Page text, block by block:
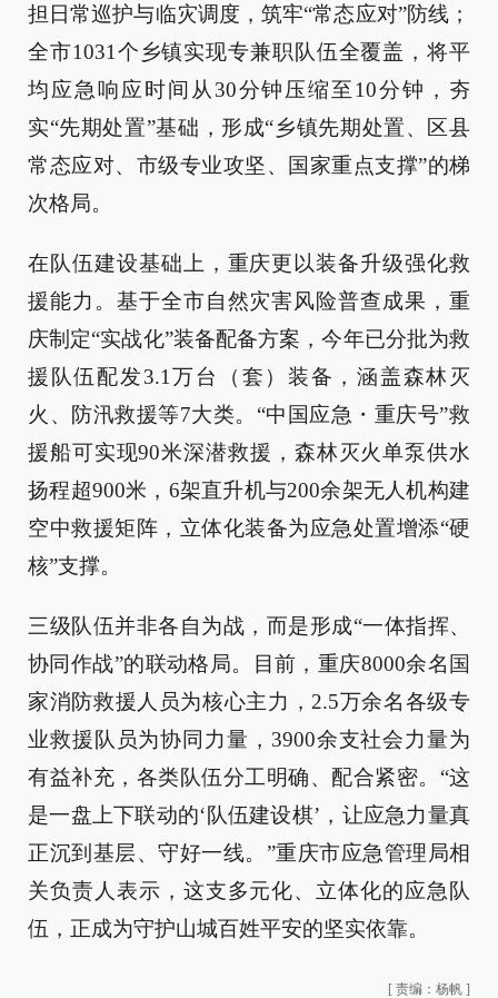
担日常巡护与临灾调度，筑牢“常态应对”防线；
全市1031个乡镇实现专兼职队伍全覆盖，将平
均应急响应时间从30分钟压缩至10分钟，夯
实“先期处置”基础，形成“乡镇先期处置、区县
常态应对、市级专业攻坚、国家重点支撑”的梯
次格局。
在队伍建设基础上，重庆更以装备升级强化救
援能力。基于全市自然灾害风险普查成果，重
庆制定“实战化”装备配备方案，今年已分批为救
援队伍配发3.1万台（套）装备，涵盖森林灭
火、防汛救援等7大类。“中国应急・重庆号”救
援船可实现90米深潜救援，森林灭火单泵供水
扬程超900米，6架直升机与200余架无人机构建
空中救援矩阵，立体化装备为应急处置增添“硬
核”支撑。
三级队伍并非各自为战，而是形成“一体指挥、
协同作战”的联动格局。目前，重庆8000余名国
家消防救援人员为核心主力，2.5万余名各级专
业救援队员为协同力量，3900余支社会力量为
有益补充，各类队伍分工明确、配合紧密。“这
是一盘上下联动的‘队伍建设棋’，让应急力量真
正沉到基层、守好一线。”重庆市应急管理局相
关负责人表示，这支多元化、立体化的应急队
伍，正成为守护山城百姓平安的坚实依靠。
[ 责编：杨帆 ]